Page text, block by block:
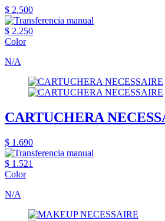
$ 2.500
$ 2.250
Color
N/A
CARTUCHERA
$ 1.690
$ 1.521
Color
N/A